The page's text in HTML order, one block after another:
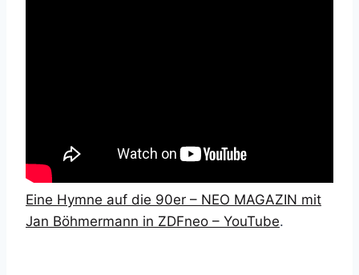
Eine Hymne auf die 90er – NEO MAGAZIN mit
Jan Böhmermann in ZDFneo – YouTube.